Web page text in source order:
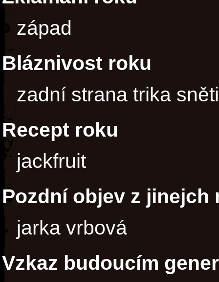
západ
Bláznivost roku
zadní strana trika sněti
Recept roku
jackfruit
Pozdní objev z jinejch
jarka vrbová
Vzkaz budoucím